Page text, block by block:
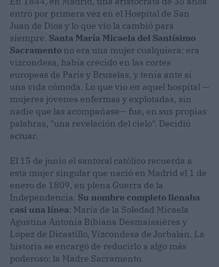
entró por primera vez en el Hospital de San
Juan de Dios y lo que vio la cambió para
siempre. Santa María Micaela del Santísimo
Sacramento no era una mujer cualquiera: era
vizcondesa, había crecido en las cortes
europeas de París y Bruselas, y tenía ante sí
una vida cómoda. Lo que vio en aquel hospital —
mujeres jóvenes enfermas y explotadas, sin
nadie que las acompañase— fue, en sus propias
palabras, "una revelación del cielo". Decidió
actuar.
El 15 de junio el santoral católico recuerda a
esta mujer singular que nació en Madrid el 1 de
enero de 1809, en plena Guerra de la
Independencia. Su nombre completo llenaba
casi una línea: María de la Soledad Micaela
Agustina Antonia Bibiana Desmaissières y
López de Dicastillo, Vizcondesa de Jorbalán. La
historia se encargó de reducirlo a algo más
poderoso: la Madre Sacramento.